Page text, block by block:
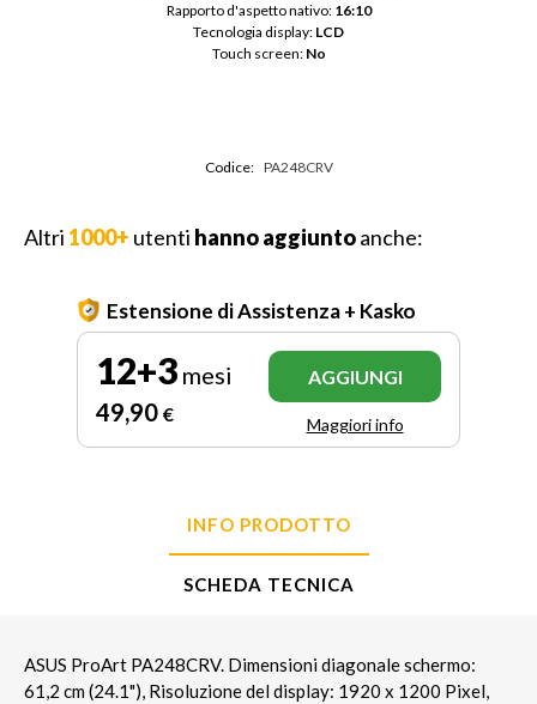
Rapporto d'aspetto nativo: 16:10
Tecnologia display: LCD
Touch screen: No
Codice: PA248CRV
Altri 1000+ utenti hanno aggiuntoanche:
Estensione di Assistenza + Kasko
12+3 mesi
49,90 €
AGGIUNGI
Maggiori info
INFO PRODOTTO
SCHEDA TECNICA
ASUS ProArt PA248CRV. Dimensioni diagonale schermo:
61,2 cm (24.1"), Risoluzione del display: 1920 x 1200 Pixel,